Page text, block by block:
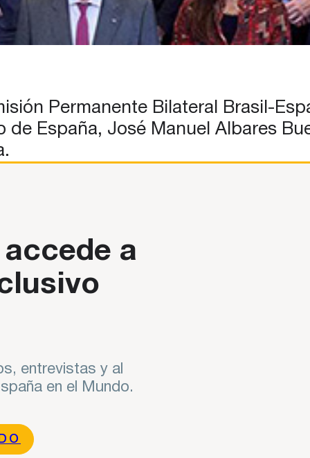
Permanente Bilateral Brasil-
España, José Manuel Albares
a
entrevistas y al
en el Mundo.